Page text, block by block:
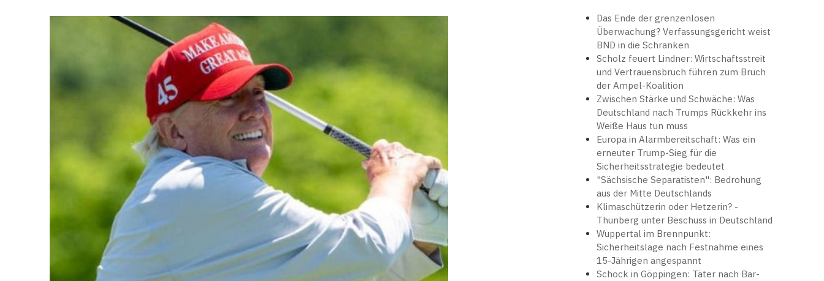
Das Ende der grenzenlosen
Überwachung? Verfassungsgericht weist
BND in die Schranken
Scholz feuert Lindner: Wirtschaftsstreit
und Vertrauensbruch führen zum Bruch
der Ampel-Koalition
Zwischen Stärke und Schwäche: Was
Deutschland nach Trumps Rückkehr ins
Weiße Haus tun muss
Europa in Alarmbereitschaft: Was ein
erneuter Trump-Sieg für die
Sicherheitsstrategie bedeutet
"Sächsische Separatisten": Bedrohung
aus der Mitte Deutschlands
Klimaschützerin oder Hetzerin? -
Thunberg unter Beschuss in Deutschland
Wuppertal im Brennpunkt:
Sicherheitslage nach Festnahme eines
15-Jährigen angespannt
Schock in Göppingen: Täter nach Bar-